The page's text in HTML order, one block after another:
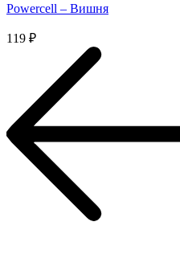
Powercell – Вишня
119 ₽